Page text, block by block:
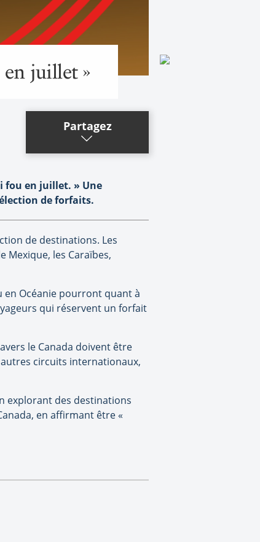
en juillet »
Partagez
fou en juillet. » Une
de forfaits.
de destinations. Les
Mexique, les Caraïbes,
en Océanie pourront quant à
qui réservent un forfait
le Canada doivent être
circuits internationaux,
explorant des destinations
en affirmant être «